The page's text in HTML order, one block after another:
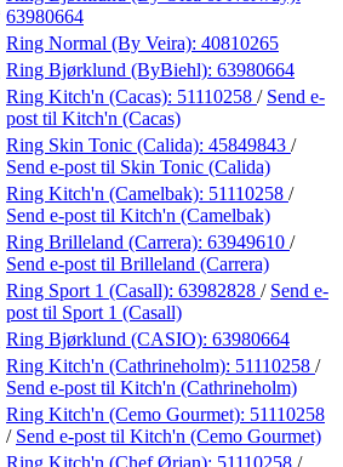
63980664
Ring Normal (By Veira): 40810265
Ring Bjørklund (ByBiehl): 63980664
Ring Kitch'n (Cacas): 51110258 / Send e-
post til Kitch'n (Cacas)
Ring Skin Tonic (Calida): 45849843 /
Send e-post til Skin Tonic (Calida)
Ring Kitch'n (Camelbak): 51110258 /
Send e-post til Kitch'n (Camelbak)
Ring Brilleland (Carrera): 63949610 /
Send e-post til Brilleland (Carrera)
Ring Sport 1 (Casall): 63982828 / Send e-
post til Sport 1 (Casall)
Ring Bjørklund (CASIO): 63980664
Ring Kitch'n (Cathrineholm): 51110258 /
Send e-post til Kitch'n (Cathrineholm)
Ring Kitch'n (Cemo Gourmet): 51110258
/ Send e-post til Kitch'n (Cemo Gourmet)
Ring Kitch'n (Chef Ørjan): 51110258 /